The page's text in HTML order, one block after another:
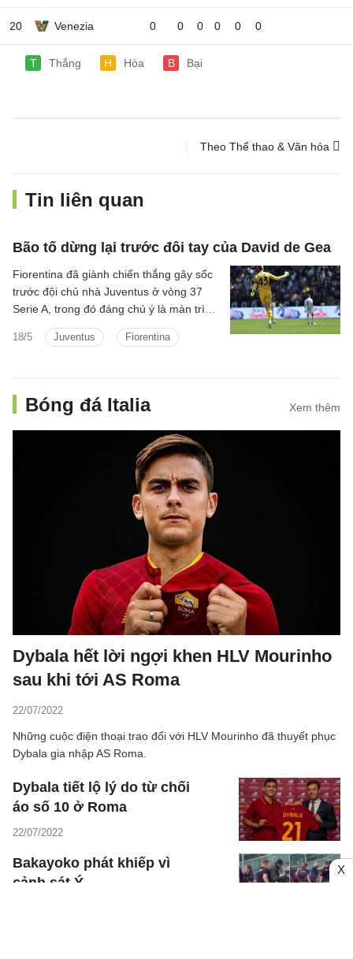
20 Venezia 0 0 0 0 0 0
T Thắng H Hòa B Bại
Theo Thể thao & Văn hóa
Tin liên quan
Bão tố dừng lại trước đôi tay của David de Gea
18/5 Juventus Fiorentina
Fiorentina đã giành chiến thắng gây sốc
trước đội chủ nhà Juventus ở vòng 37
Serie A, trong đó đáng chú ý là màn trình
diễn “đỉnh nóc” của David de Gea. Thủ
thành kỳ cựu này một lần nữa chứng
trội làm nên tên tuổi của anh vẫn chưa hề
biến mất.
Bóng đá Italia Xem thêm
Dybala hết lời ngợi khen HLV Mourinho
sau khi tới AS Roma
22/07/2022
Những cuộc điện thoại trao đổi với HLV Mourinho đã thuyết phục
Dybala gia nhập AS Roma.
Dybala tiết lộ lý do từ chối
áo số 10 ở Roma
22/07/2022
Bakayoko phát khiếp vì
cảnh sát Ý
X